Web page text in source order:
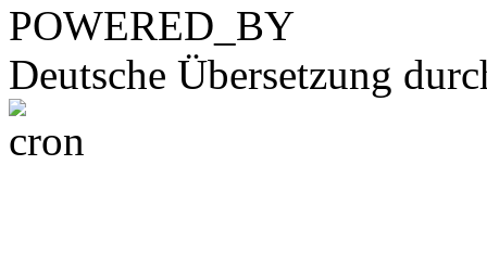
POWERED_BY
Deutsche Übersetzung